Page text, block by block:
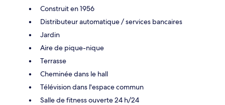
Construit en 1956
Distributeur automatique / services bancaires
Jardin
Aire de pique-nique
Terrasse
Cheminée dans le hall
Télévision dans l'espace commun
Salle de fitness ouverte 24 h/24